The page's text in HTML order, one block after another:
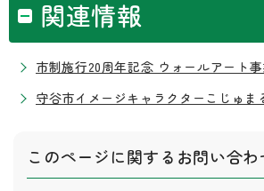
関連情報
市制施行20周年記念 ウォールアート
守谷市イメージキャラクターこじゅま
このページに関する お問い合わ